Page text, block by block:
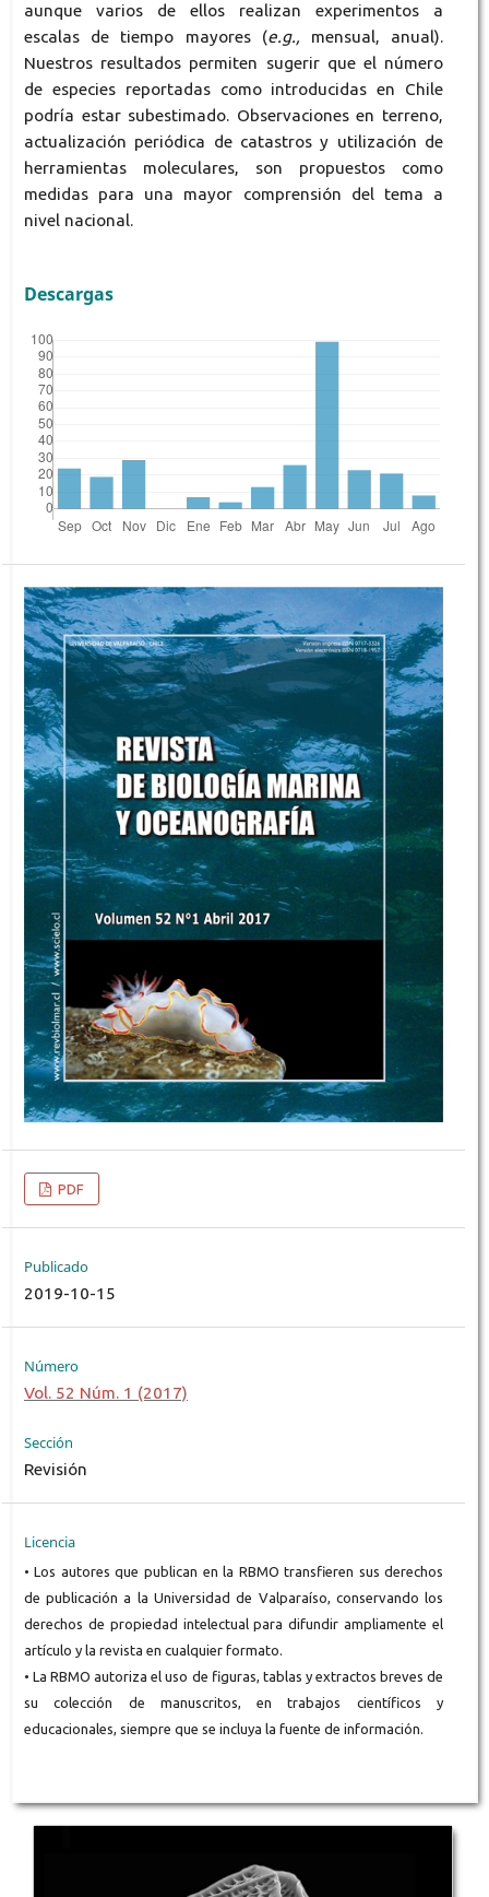
aunque varios de ellos realizan experimentos a
escalas de tiempo mayores (e.g., mensual, anual).
Nuestros resultados permiten sugerir que el número
de especies reportadas como introducidas en Chile
podría estar subestimado. Observaciones en terreno,
actualización periódica de catastros y utilización de
herramientas moleculares, son propuestos como
medidas para una mayor comprensión del tema a
nivel nacional.
Descargas
PDF
Publicado
2019-10-15
Número
Vol. 52 Núm. 1 (2017)
Sección
Revisión
Licencia
• Los autores que publican en la RBMO transfieren sus derechos
de publicación a la Universidad de Valparaíso, conservando los
derechos de propiedad intelectual para difundir ampliamente el
artículo y la revista en cualquier formato.
• La RBMO autoriza el uso de figuras, tablas y extractos breves de
su colección de manuscritos, en trabajos científicos y
educacionales, siempre que se incluya la fuente de información.